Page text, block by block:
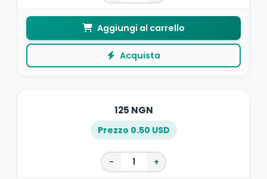
Aggiungi al carrello
Acquista
125 NGN
Prezzo 0.50 USD
− +